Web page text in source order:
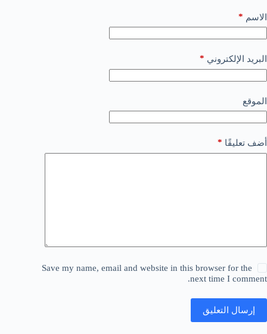
الاسم *
البريد الإلكتروني *
الموقع
أضف تعليقًا *
Save my name, email and website in this browser for the
next time I comment.
إرسال التعليق